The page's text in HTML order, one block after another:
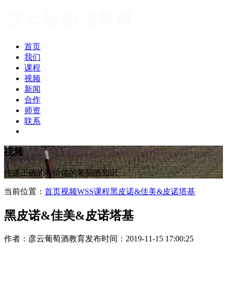
首页
我们
课程
视频
新闻
合作
师资
联系
视频
传递正确的有价值的葡萄酒知识
当前位置： 首页视频WSS课程黑皮诺&佳美&皮诺塔基
黑皮诺&佳美&皮诺塔基
作者：彦云葡萄酒教育发布时间：2019-11-15 17:00:25